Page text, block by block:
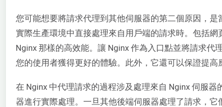
您可能想要將請求代理到其他伺服器的第二個原因，
實際生產環境中直接處理來自用戶端的請求時。包括
Nginx 那樣的高效能。讓 Nginx 作為入口點並將請求代
您的使用者獲得更好的體驗。此外，它還可以保證提高
在 Nginx 中代理請求的過程涉及處理來自 Nginx 伺服
器進行實際處理。一旦其他後端伺服器處理了請求，